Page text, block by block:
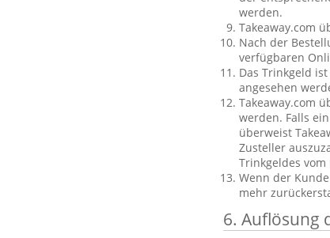
werden.
Takeaway.com
Nach der
verfügbaren
Das Trinkgeld
angesehen
Takeaway.com
werden. Falls
überweist
Zusteller
Trinkgeldes
Wenn der
mehr
6. Auflösung